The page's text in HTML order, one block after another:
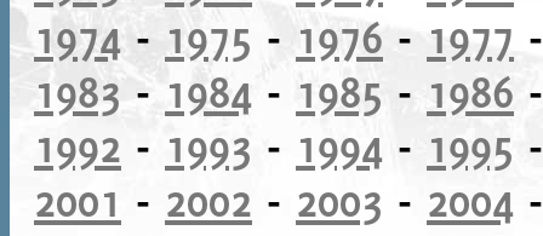
1974- 1975 - 1976 - 1977
1983- 1984 - 1985 - 1986
1992 - 1993 - 1994 - 1995
2001 - 2002 - 2003 - 2004